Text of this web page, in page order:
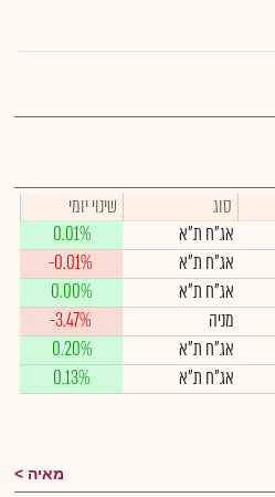
סוג
שינוי יומי
אג"ח ת"א
0.01%
אג"ח ת"א
-0.01%
אג"ח ת"א
0.00%
מניה
-3.47%
אג"ח ת"א
0.20%
אג"ח ת"א 0.13%
מאיה